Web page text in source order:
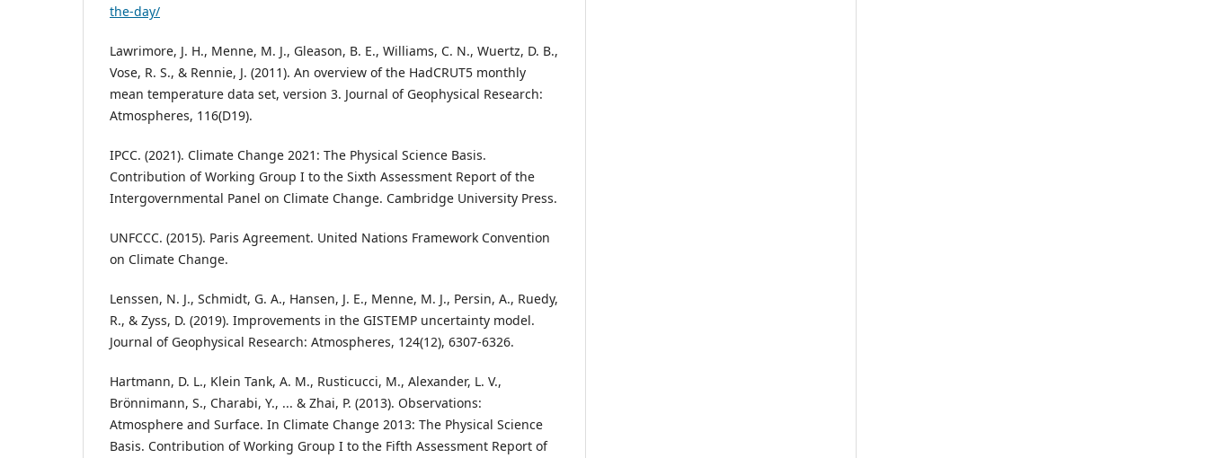
the-day/
Lawrimore, J. H., Menne, M. J., Gleason, B. E., Williams, C. N., Wuertz, D. B.,
Vose, R. S., & Rennie, J. (2011). An overview of the HadCRUT5 monthly
mean temperature data set, version 3. Journal of Geophysical Research:
Atmospheres, 116(D19).
IPCC. (2021). Climate Change 2021: The Physical Science Basis.
Contribution of Working Group I to the Sixth Assessment Report of the
Intergovernmental Panel on Climate Change. Cambridge University Press.
UNFCCC. (2015). Paris Agreement. United Nations Framework Convention
on Climate Change.
Lenssen, N. J., Schmidt, G. A., Hansen, J. E., Menne, M. J., Persin, A., Ruedy,
R., & Zyss, D. (2019). Improvements in the GISTEMP uncertainty model.
Journal of Geophysical Research: Atmospheres, 124(12), 6307-6326.
Hartmann, D. L., Klein Tank, A. M., Rusticucci, M., Alexander, L. V.,
Brönnimann, S., Charabi, Y., ... & Zhai, P. (2013). Observations:
Atmosphere and Surface. In Climate Change 2013: The Physical Science
Basis. Contribution of Working Group I to the Fifth Assessment Report of